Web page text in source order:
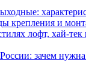
крепления и
лофт, хай-
зачем